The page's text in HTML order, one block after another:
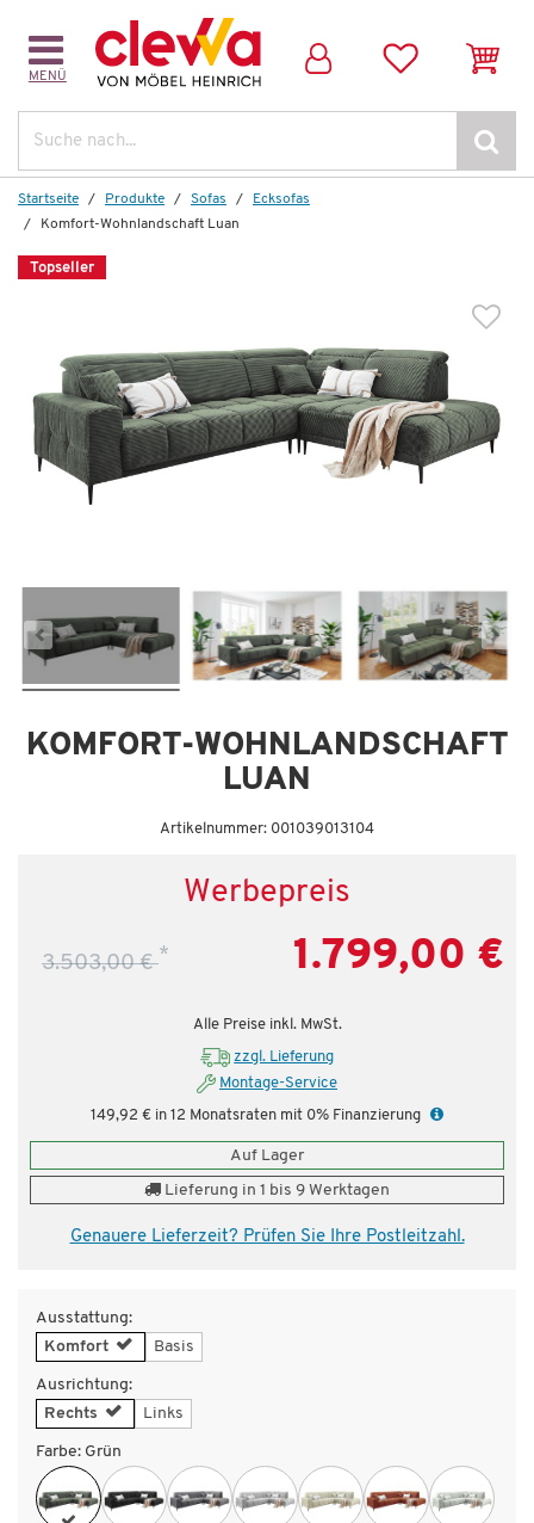
MENÜ
Startseite Produkte Sofas
Ecksofas
Komfort-Wohnlandschaft Luan
Topseller
KOMFORT-WOHNLANDSCHAFT
LUAN
Artikelnummer: 001039013104
Werbepreis
3.503,00 €* 1.799,00 €
Alle Preise inkl. MwSt.
zzgl. Lieferung
Montage-Service
149,92 € in 12 Monatsraten mit 0% Finanzierung
Auf Lager
Lieferung in 1 bis 9 Werktagen
Genauere Lieferzeit? Prüfen Sie Ihre Postleitzahl.
Ausstattung:
Komfort
Basis
Ausrichtung:
Rechts
Links
Farbe: Grün
Weitere Artikel aus der Serie
Neu
Basis-Wohnlandschaft
Luan
2.824,00 €
Neu